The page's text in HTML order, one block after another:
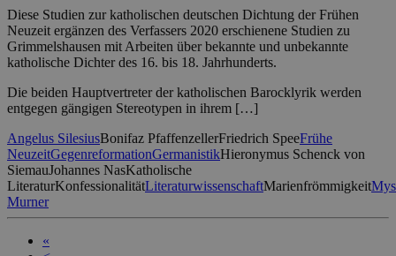
Diese Studien zur katholischen deutschen Dichtung der Frühen
Neuzeit ergänzen des Verfassers 2020 erschienene Studien zu
Grimmelshausen mit Arbeiten über bekannte und unbekannte
katholische Dichter des 16. bis 18. Jahrhunderts.
Die beiden Hauptvertreter der katholischen Barocklyrik werden
entgegen gängigen Stereotypen in ihrem […]
Angelus SilesiusBonifaz PfaffenzellerFriedrich SpeeFrühe
NeuzeitGegenreformationGermanistikHieronymus Schenck von
SiemauJohannes NasKatholische
LiteraturKonfessionalitätLiteraturwissenschaftMarienfrömmigkeit
Murner
«